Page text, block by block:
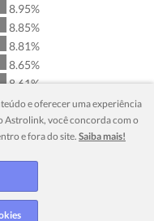
51'Touro
52'Sagitário
52' Aquário
orbe
8.95%
8.85%
8.81%
8.65%
8.61%
8.27%
8.27%
8.24%
8.08%
7.82%
7.54%
e oferecer uma experiência
Astrolink, você concorda com o
e fora do site.Saiba mais!